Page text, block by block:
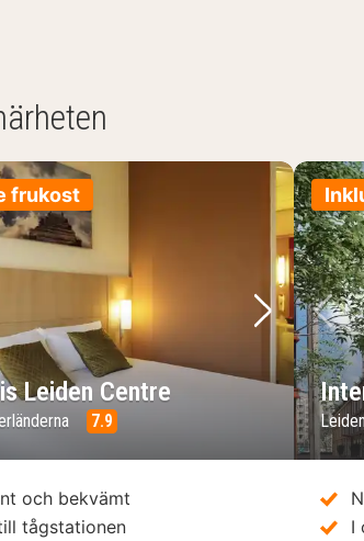
frukost
bild
Nästa bild
Leiden Centre
7.9
och bekvämt
tågstationen
I